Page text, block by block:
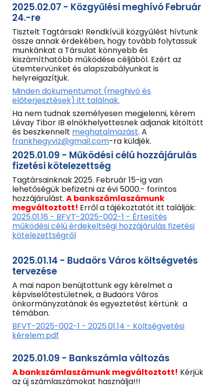
2025.02.07 - Közgyűlési meghívó Február
24.-re
Tisztelt Tagtársak! Rendkívüli közgyűlést hívtunk
össze annak érdekében, hogy tovább folytassuk
munkánkat a Társulat könnyebb és
kiszámíthatóbb működése céljából. Ezért az
ütemtervünket és alapszabályunkat is
helyreigazítjuk.
Minden dokumentumot (meghivó és
előterjesztések) itt találnak.
Ha nem tudnak személyesen megjelenni, kérem
Lévay Tibor IB elnökhelyettesnek adjanak kitöltött
és beszkennelt meghatalmazást. A
frankhegyviz@gmail.com-ra küldjék.
2025.01.09 - Működési célú hozzájárulás
fizetési kötelezettség
Tagtársainknak 2025. Február 15-ig van
lehetőségük befizetni az évi 5000.- forintos
hozzájárulást.A bankszámlaszámunk
megváltoztott! Erről a tájékoztatót itt találják:
2025.01.16 - BFVT-2025-002-1 - Értesítés
működési célú érdekeltségi hozzájárulás fizetési
kötelezettségről
2025.01.14 - Budaörs Város költségvetés
tervezése
A mai napon benújtottunk egy kérelmet a
képviselőtestületnek, a Budaörs Város
önkormányzatának és egyeztetést kértünk a
témában.
BFVT-2025-002-1 - 2025.01.14 - Költségvetési
kérelem.pdf
2025.01.09 - Bankszámla változás
A bankszámlaszámunk megváltoztott! Kérjük
az új számlaszámokat használja!!!